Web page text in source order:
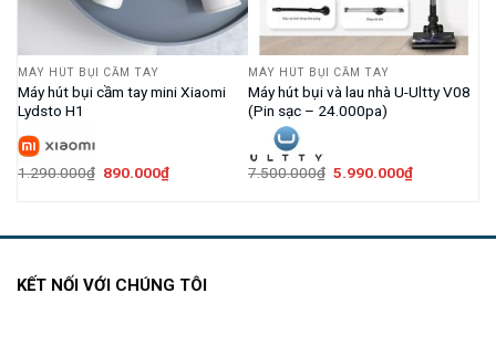
MÁY HÚT BỤI CẦM TAY
Máy hút bụi cầm tay mini Xiaomi
Lydsto H1
1.290.000₫ Giá
890.000₫Giá
MÁY HÚT BỤI CẦM TAY
Máy hút bụi và lau nhà U-Ultty V08
(Pin sạc – 24.000pa)
7.500.000₫ Giá
5.990.000₫Giá
KẾT NỐI VỚI CHÚNG TÔI